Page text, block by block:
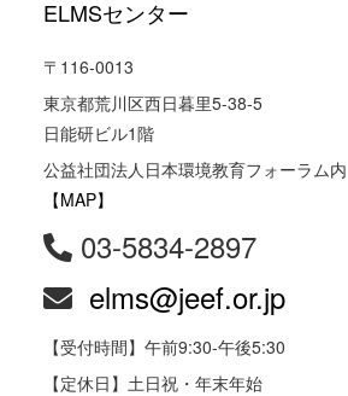
ELMSセンター
〒116-0013
東京都荒川区西日暮里5-38-5
日能研ビル1階
公益社団法人日本環境教育フォーラム内
【MAP】
03-5834-2897
elms@jeef.or.jp
【受付時間】午前9:30-午後5:30
【定休日】土日祝・年末年始